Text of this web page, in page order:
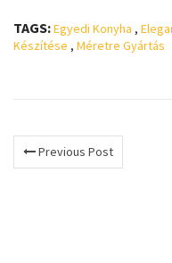
TAGS:Egyedi Konyha ,
Készítése , Méretre Gyártás
Previous Post